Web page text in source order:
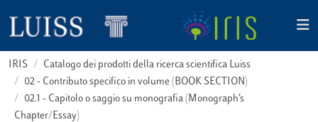
IRIS
Catalogo dei prodotti della ricerca scientifica Luiss
02 - Contributo specifico in volume (BOOK SECTION)
02.1 - Capitolo o saggio su monografia (Monograph’s
Chapter/Essay)